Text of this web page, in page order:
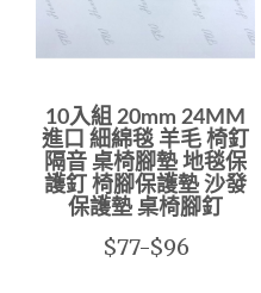
10入組 20mm 24MM
進口 細綿毯 羊毛 椅釘
隔音 桌椅腳墊 地毯保
護釘 椅腳保護墊 沙發
保護墊 桌椅腳釘
$77-$96